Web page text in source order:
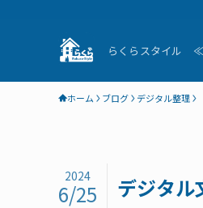
らくらスタイル
ホーム ブログ デジタル整理
デジタル
2024
6/25